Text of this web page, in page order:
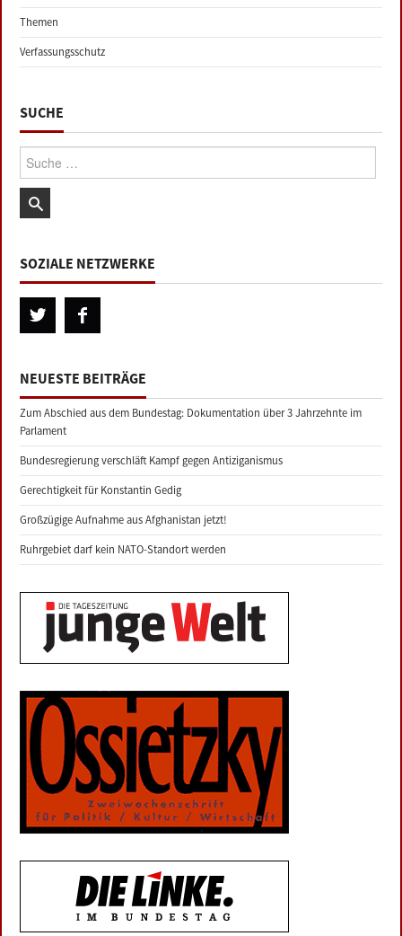
Themen
Verfassungsschutz
SUCHE
Suche:
SOZIALE NETZWERKE
NEUESTE BEITRÄGE
Zum Abschied aus dem Bundestag: Dokumentation über 3 Jahrzehnte im
Parlament
Bundesregierung verschläft Kampf gegen Antiziganismus
Gerechtigkeit für Konstantin Gedig
Großzügige Aufnahme aus Afghanistan jetzt!
Ruhrgebiet darf kein NATO-Standort werden